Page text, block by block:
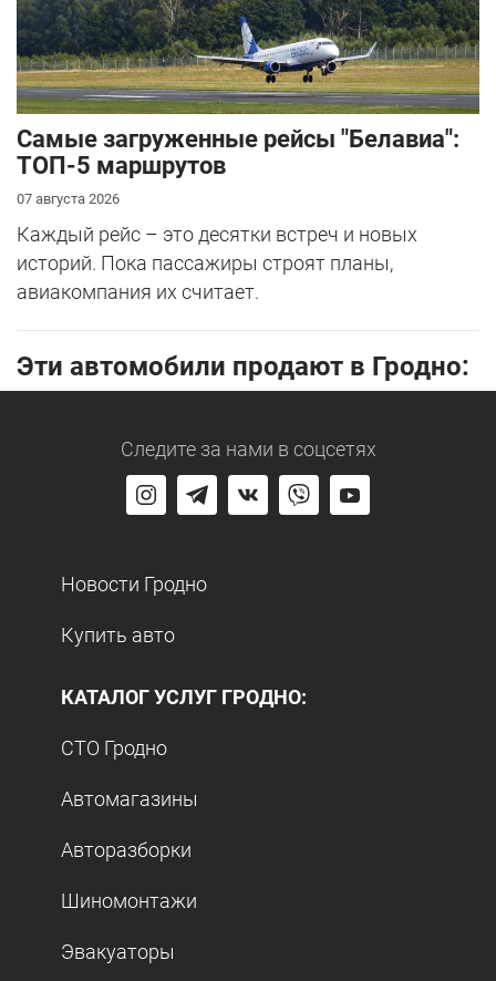
Самые загруженные рейсы "Белавиа":
ТОП-5 маршрутов
07 августа 2026
Каждый рейс – это десятки встреч и новых
историй. Пока пассажиры строят планы,
авиакомпания их считает.
Эти автомобили продают в Гродно:
Следите за нами в соцсетях
Новости Гродно
Купить авто
КАТАЛОГ УСЛУГ ГРОДНО:
СТО Гродно
Автомагазины
Авторазборки
Шиномонтажи
Эвакуаторы